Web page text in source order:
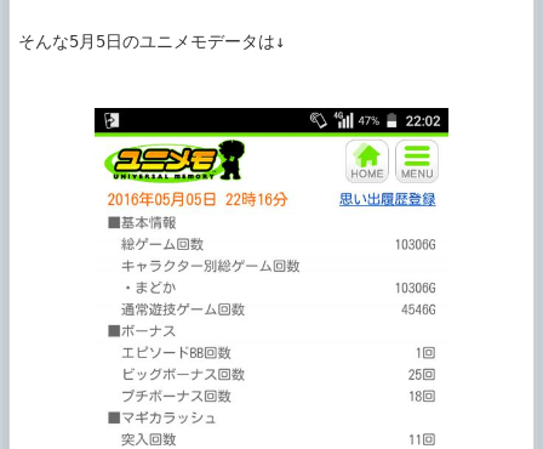
そんな5月5日のユニメモデータは↓